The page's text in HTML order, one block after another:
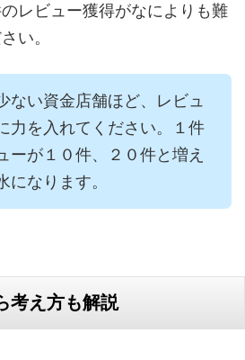
レビュー獲得がなによりも難
い。
ない資金店舗ほど、レビュ
力を入れてください。１件
ーが１０件、２０件と増え
になります。
考え方も解説